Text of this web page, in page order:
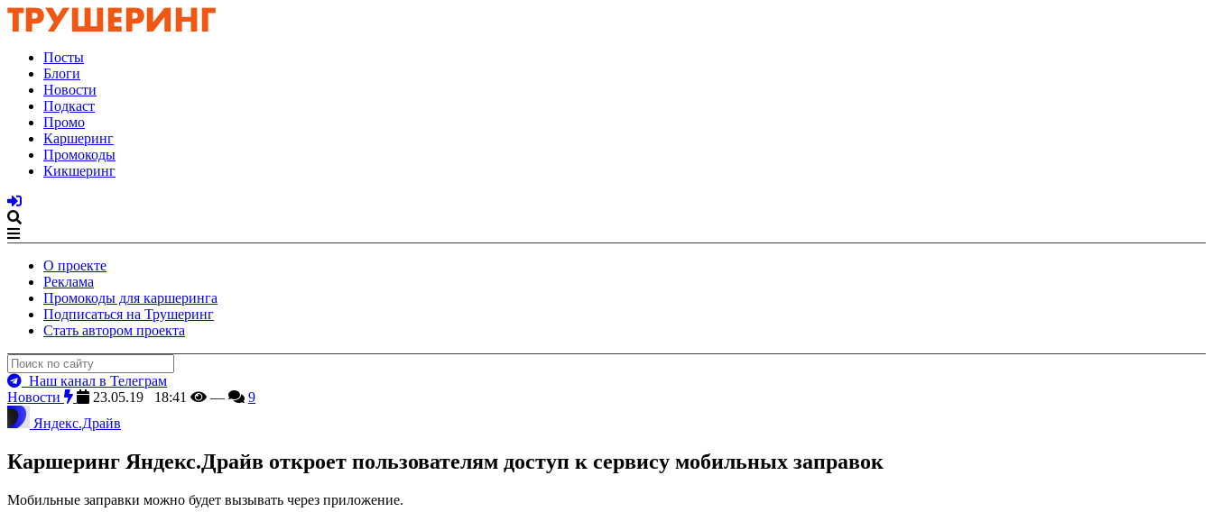
Посты
Блоги
Новости
Подкаст
Промо
Каршеринг
Промокоды
Кикшеринг
О проекте
Реклама
Промокоды для каршеринга
Подписаться на Трушеринг
Стать автором проекта
Наш канал в Телеграм
Новости
23.05.19 18:41 —
9
Яндекс.Драйв
Каршеринг Яндекс.Драйв откроет пользователям доступ к сервису мобильных заправок
Мобильные заправки можно будет вызывать через приложение.